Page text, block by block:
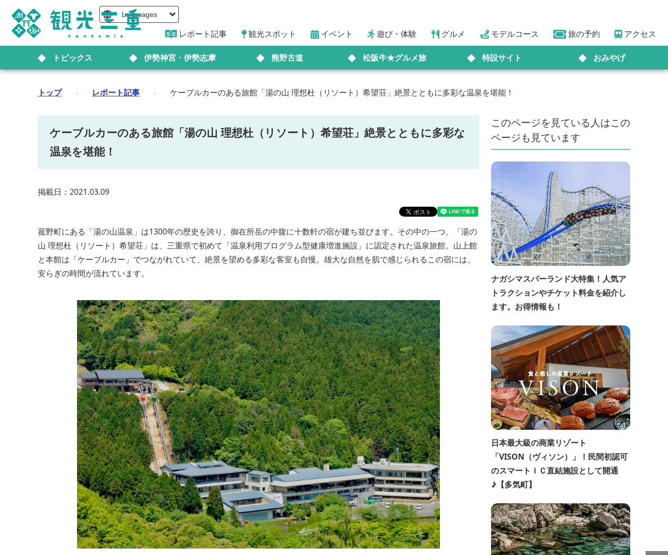
Languages
レポート記事 観光スポット イベント 遊び・体験 グルメ モデルコース 旅の予約 アクセス
トピックス 伊勢神宮・伊勢志摩 熊野古道 松阪牛★グルメ旅 特設サイト おみやげ
トップ › レポート記事 › ケーブルカーのある旅館「湯の山 理想杜（リソート）希望荘」絶景とともに多彩な温泉を堪能！
ケーブルカーのある旅館「湯の山 理想杜（リソート）希望荘」絶景とともに多彩な
温泉を堪能！
掲載日：2021.03.09
菰野町にある「湯の山温泉」は1300年の歴史を誇り、御在所岳の中腹に十数軒の宿が建ち並びます。その中の一つ、「湯の
山 理想杜（リソート）希望荘」は、三重県で初めて「温泉利用プログラム型健康増進施設」に認定された温泉旅館。山上館
と本館は「ケーブルカー」でつながれていて、絶景を望める多彩な客室も自慢。雄大な自然を肌で感じられるこの宿には、
安らぎの時間が流れています。
このページを見ている人はこの
ページも見ています
ナガシマスパーランド大特集！人気ア
トラクションやチケット料金を紹介し
ます。お得情報も！
日本最大級の商業リゾート
「VISON（ヴィソン）」！民間初認可
のスマートＩＣ直結施設として開通
♪【多気町】